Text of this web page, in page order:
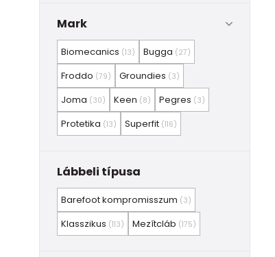
Mark
Biomecanics (13) Bugga (27)
Froddo (79) Groundies (3)
Joma (30) Keen (8) Pegres (3)
Protetika (13) Superfit (116)
Lábbeli típusa
Barefoot kompromisszum (3)
Klasszikus (113) Mezítcláb (175)